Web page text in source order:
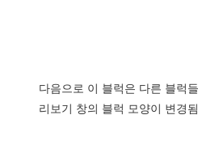
다음으로 이 블럭은 다른 블럭
리보기 창의 블럭 모양이 변경